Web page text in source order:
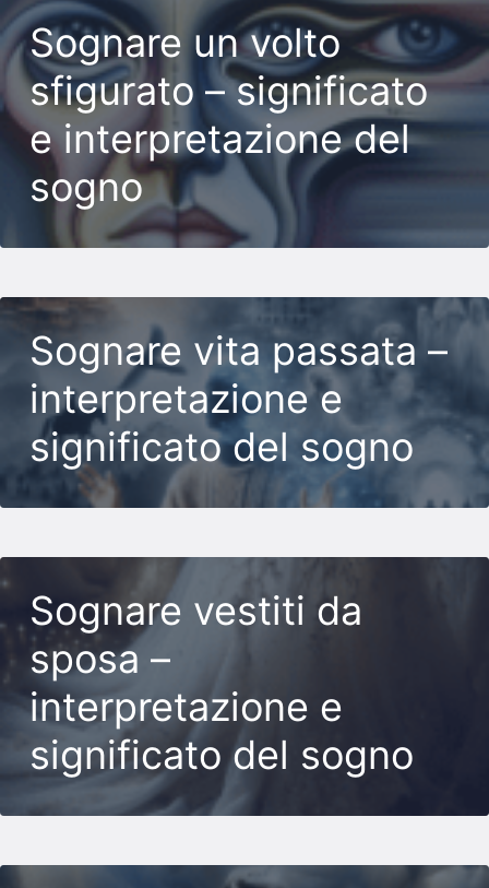
Sognare un volto
sfigurato – significato
e interpretazione del
sogno
Sognare vita passata –
interpretazione e
significato del sogno
Sognare vestiti da
sposa –
interpretazione e
significato del sogno